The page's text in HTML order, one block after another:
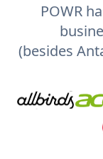
POWR
(besides